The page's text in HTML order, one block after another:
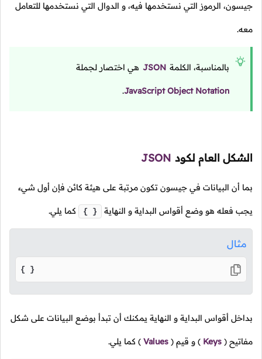
جيسون، الرموز التي نستخدمها فيه، و الدوال التي نستخدمها للتعامل
معه.
بالمناسبة، الكلمة JSON هي اختصار لجملة
JavaScript Object Notation
.
الشكل العام لكود JSON
بما أن البيانات في جيسون تكون مرتبة على هيئة كائن فإن أول شيء
يجب فعله هو وضع أقواس البداية و النهاية { } كما يلي.
مثال
{ }
بداخل أقواس البداية و النهاية يمكنك أن تبدأ بوضع البيانات على شكل
مفاتيح (
Keys
) و قيم (
Values
) كما يلي.